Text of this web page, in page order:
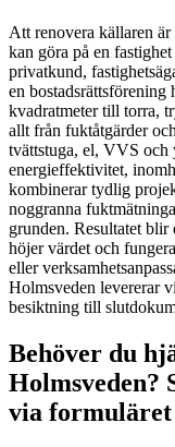
Att renovera källaren är
kan göra på en
privatkund,
en
kvadratmeter till torra,
allt från fuktåtgärder
tvättstuga, el, VVS och
energieffektivitet,
kombinerar tydlig
noggranna
grunden. Resultatet
höjer värdet och
eller
Holmsveden levererar
besiktning till
Behöver du
Holmsveden?
via formuläret